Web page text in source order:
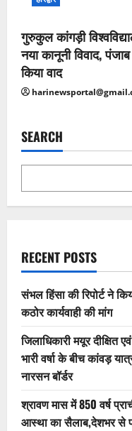
गुरुकुल कांगड़ी
नया कानूनी विवाद,
किया वाद
SEARCH
RECENT POSTS
संभल हिंसा की रिपोर्ट ने
कठोर कार्यवाही की मांग
जिलाधिकारी मयूर दीक्षित
भारी वर्षा के बीच कांवड़
नारसन बॉर्डर
श्रावण मास में 850 वर्ष
आस्था का सैलाब,देशभर से